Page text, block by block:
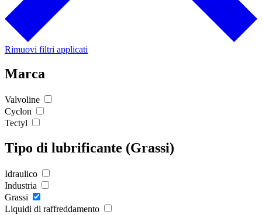
Rimuovi filtri applicati
Marca
Valvoline
Cyclon
Tectyl
Tipo di lubrificante (Grassi)
Idraulico
Industria
Grassi
Liquidi di raffreddamento